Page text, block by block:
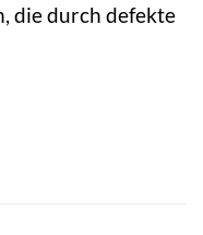
die durch defekte